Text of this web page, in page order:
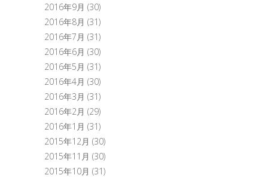
2016年9月 (30)
2016年8月 (31)
2016年7月 (31)
2016年6月 (30)
2016年5月 (31)
2016年4月 (30)
2016年3月 (31)
2016年2月 (29)
2016年1月 (31)
2015年12月 (30)
2015年11月 (30)
2015年10月 (31)